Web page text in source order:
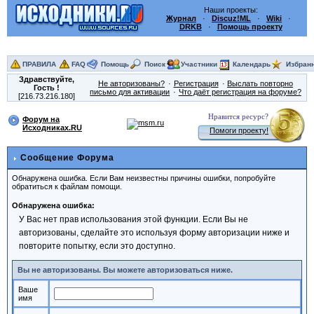
Наши проекты:
Журнал · Discuz!ML · Wiki ·
DRKB· Помощь проекту
ПРАВИЛА FAQ Помощь Поиск Участники Календарь
Здравствуйте,
Гость!
[216.73.216.180]
Не авторизованы? Регистрация
Выслать повторно
письмо для активации
Что даёт регистрация на форуме?
Форум на
Исходниках.RU
Нравится ресурс?
Помоги проекту!
Сообщение Форума
Обнаружена ошибка. Если Вам неизвестны причины ошибки, попробуйте
обратиться к файлам помощи.
Обнаружена ошибка:
У Вас нет прав использования этой функции. Если Вы не
авторизованы, сделайте это используя форму авторизации ниже и
повторите попытку, если это доступно.
Вы не авторизованы. Вы можете авторизоваться ниже.
Ваше
имя